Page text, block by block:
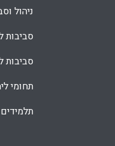
ניהול
סביבות
סביבות
תחומי
תלמידים